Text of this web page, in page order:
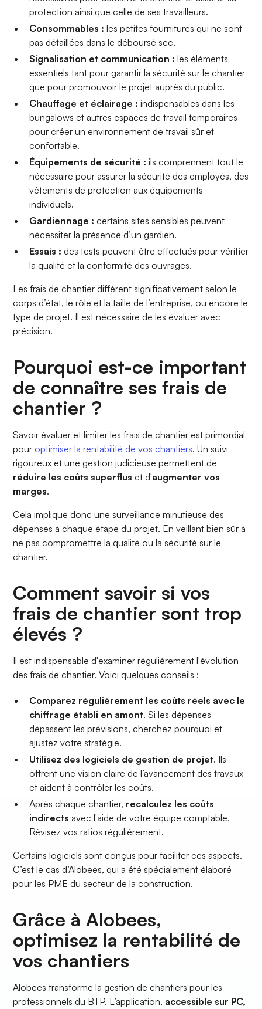
protection ainsi que celle de ses travailleurs.
Consommables : les petites fournitures qui ne sont
pas détaillées dans le déboursé sec.
Signalisation et communication :les éléments
essentiels tant pour garantir la sécurité sur le chantier
que pour promouvoir le projet auprès du public.
Chauffage et éclairage :indispensables dans les
bungalows et autres espaces de travail temporaires
pour créer un environnement de travail sûr et
confortable.
Équipements de sécurité : ils comprennent tout le
nécessaire pour assurer la sécurité des employés, des
vêtements de protection aux équipements
individuels.
Gardiennage :certains sites sensibles peuvent
nécessiter la présence d’un gardien.
Essais :des tests peuvent être effectués pour vérifier
la qualité et la conformité des ouvrages.
Les frais de chantier diffèrent significativement selon le
corps d’état, le rôle et la taille de l’entreprise, ou encore le
type de projet. Il est nécessaire de les évaluer avec
précision.
Pourquoi est-ce important
de connaître ses frais de
chantier ?
Savoir évaluer et limiter les frais de chantier est primordial
pour optimiser la rentabilité de vos chantiers. Un suivi
rigoureux et une gestion judicieuse permettent de
réduire les coûts superfluset d'augmenter vos
marges.
Cela implique donc une surveillance minutieuse des
dépenses à chaque étape du projet. En veillant bien sûr à
ne pas compromettre la qualité ou la sécurité sur le
chantier.
Comment savoir si vos
frais de chantier sont trop
élevés ?
Il est indispensable d'examiner régulièrement l'évolution
des frais de chantier. Voici quelques conseils :
Comparez régulièrement les coûts réels avec le
chiffrage établi en amont. Si les dépenses
dépassent les prévisions, cherchez pourquoi et
ajustez votre stratégie.
Utilisez des logiciels de gestion de projet. Ils
offrent une vision claire de l’avancement des travaux
et aident à contrôler les coûts.
Après chaque chantier, recalculez les coûts
indirects avec l'aide de votre équipe comptable.
Révisez vos ratios régulièrement.
Certains logiciels sont conçus pour faciliter ces aspects.
C’est le cas d’Alobees, qui a été spécialement élaboré
pour les PME du secteur de la construction.
Grâce à Alobees,
optimisez la rentabilité de
vos chantiers
Alobees transforme la gestion de chantiers pour les
professionnels du BTP. L’application, accessible sur PC,